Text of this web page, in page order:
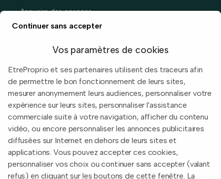
Annuaire des agences
Prix immobiliers en France
Informations légales
Conditions d'utilisation
Politique de confidentialité
2026 EtreProprio.com
Continuer sans accepter
Vos paramètres de cookies
EtreProprio et ses partenaires utilisent des traceurs afin
de permettre le bon fonctionnement de leurs sites,
mesurer anonymement leurs audiences, personnaliser votre
expérience sur leurs sites, personnaliser l'assistance
commerciale suite à votre navigation, afficher du contenu
vidéo, ou encore personnaliser les annonces publicitaires
diffusées sur Internet en dehors de leurs sites et
applications. Vous pouvez accepter ces cookies,
personnaliser vos choix ou continuer sans accepter (valant
refus) en cliquant sur les boutons de cette fenêtre. La